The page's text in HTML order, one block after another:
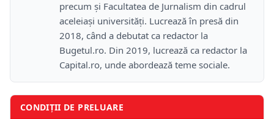
precum și Facultatea de Jurnalism din cadrul
aceleiași universități. Lucrează în presă din
2018, când a debutat ca redactor la
Bugetul.ro. Din 2019, lucrează ca redactor la
Capital.ro, unde abordează teme sociale.
CONDIȚII DE PRELUARE